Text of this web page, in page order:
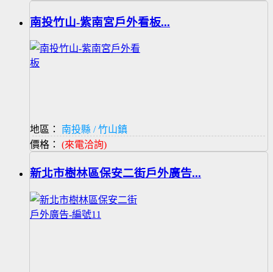
南投竹山-紫南宮戶外看板...
地區：
南投縣 / 竹山鎮
價格： (來電洽詢)
新北市樹林區保安二街戶外廣告...